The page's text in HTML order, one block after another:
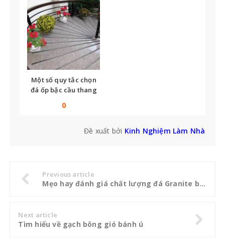
Một số quy tắc chọn
đá ốp bậc cầu thang
0
Đề xuất bởi Kinh Nghiệm Làm Nhà
Previous article
Mẹo hay đánh giá chất lượng đá Granite bạn nên biết
Next article
Tìm hiểu về gạch bông gió bánh ú